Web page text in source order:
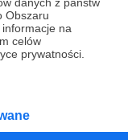
Obszaru
informacje na
celów
prywatności.
zł
w świecie